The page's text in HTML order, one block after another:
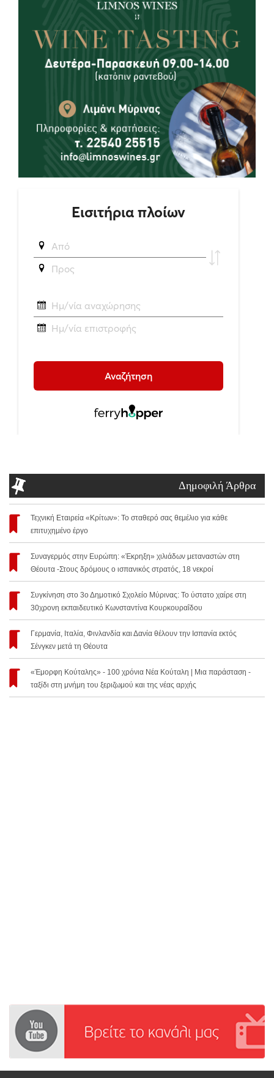
Δημοφιλή Άρθρα
Τεχνική Εταιρεία «Κρίτων»: Το σταθερό σας θεμέλιο για κάθε
επιτυχημένο έργο
Συναγερμός στην Ευρώπη: «Έκρηξη» χιλιάδων μεταναστών στη
Θέουτα -Στους δρόμους ο ισπανικός στρατός, 18 νεκροί
Συγκίνηση στο 3ο Δημοτικό Σχολείο Μύρινας: Το ύστατο χαίρε στη
30χρονη εκπαιδευτικό Κωνσταντίνα Κουρκουραΐδου
Γερμανία, Ιταλία, Φινλανδία και Δανία θέλουν την Ισπανία εκτός
Σένγκεν μετά τη Θέουτα
«Έμορφη Κούταλης» - 100 χρόνια Νέα Κούταλη | Μια παράσταση -
ταξίδι στη μνήμη του ξεριζωμού και της νέας αρχής